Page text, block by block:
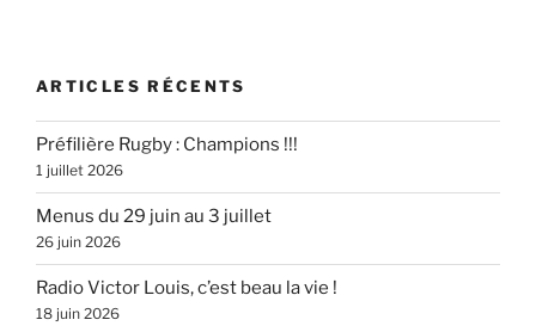
ARTICLES RÉCENTS
Préfilière Rugby : Champions !!!
1 juillet 2026
Menus du 29 juin au 3 juillet
26 juin 2026
Radio Victor Louis, c’est beau la vie !
18 juin 2026